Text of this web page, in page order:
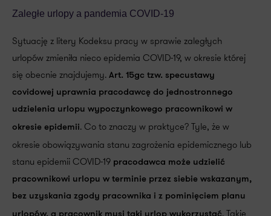
Zaległe urlopy a pandemia COVID-19
Sytuację z litery Kodeksu pracy w sprawie zaległych
urlopów zmieniła nieco epidemia COVID-19, w okresie której
się obecnie znajdujemy. Art. 15gc tzw. specustawy
covidowej uprawnia pracodawcę do jednostronnego
udzielenia urlopu wypoczynkowego pracownikowi w
okresie epidemii. Co to znaczy w praktyce? Tyle, że w
okresie obowiązywania stanu zagrożenia epidemicznego lub
stanu epidemii COVID-19 pracodawca może udzielić
pracownikowi urlopu w terminie przez siebie wskazanym,
bez uzyskania zgody pracownika i z pominięciem planu